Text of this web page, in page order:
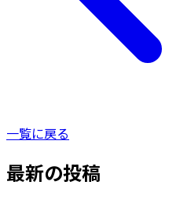
一覧に戻る
最新の投稿